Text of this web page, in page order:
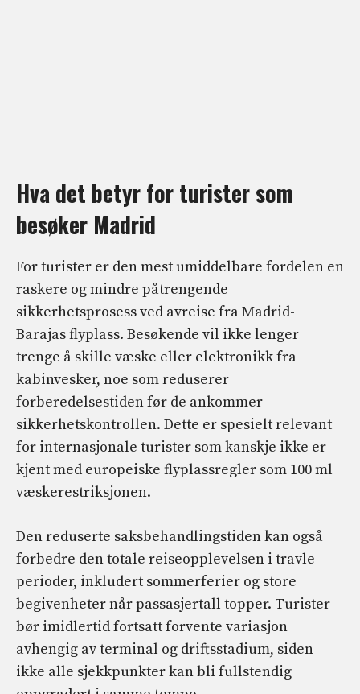
Hva det betyr for turister som
besøker Madrid
For turister er den mest umiddelbare fordelen en
raskere og mindre påtrengende
sikkerhetsprosess ved avreise fra Madrid-
Barajas flyplass. Besøkende vil ikke lenger
trenge å skille væske eller elektronikk fra
kabinvesker, noe som reduserer
forberedelsestiden før de ankommer
sikkerhetskontrollen. Dette er spesielt relevant
for internasjonale turister som kanskje ikke er
kjent med europeiske flyplassregler som 100 ml
væskerestriksjonen.
Den reduserte saksbehandlingstiden kan også
forbedre den totale reiseopplevelsen i travle
perioder, inkludert sommerferier og store
begivenheter når passasjertall topper. Turister
bør imidlertid fortsatt forvente variasjon
avhengig av terminal og driftsstadium, siden
ikke alle sjekkpunkter kan bli fullstendig